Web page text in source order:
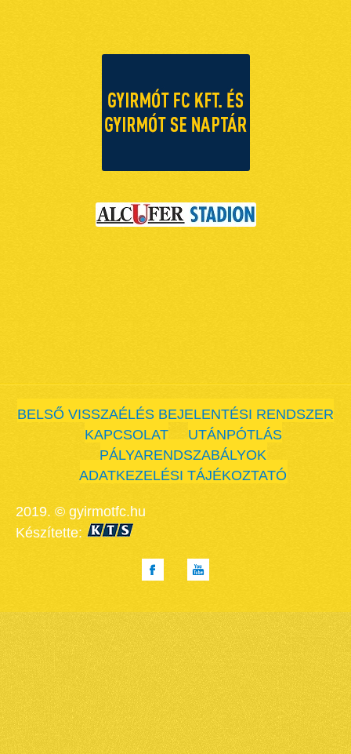
BELSŐ VISSZAÉLÉS BEJELENTÉSI RENDSZER
KAPCSOLAT
UTÁNPÓTLÁS
PÁLYARENDSZABÁLYOK
ADATKEZELÉSI TÁJÉKOZTATÓ
2019. © gyirmotfc.hu
Készítette: